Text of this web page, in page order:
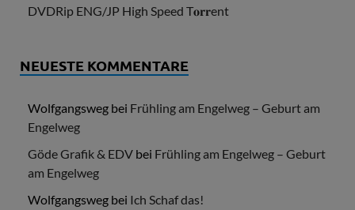
DVDRip ENG/JP High Speed T𝐨𝐫𝐫ent
NEUESTE KOMMENTARE
Wolfgangsweg bei Frühling am Engelweg – Geburt am
Engelweg
Göde Grafik & EDV bei Frühling am Engelweg – Geburt
am Engelweg
Wolfgangsweg bei Ich Schaf das!